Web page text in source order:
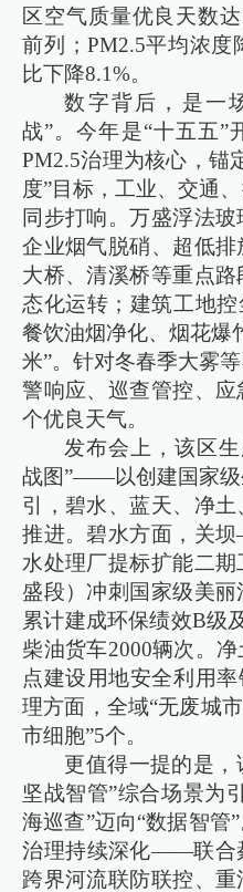
区空气质量优良天数
前列；PM2.5平均浓度
比下降8.1%。
数字背后，是一
战”。今年是“十五五”
PM2.5治理为核心，锚
度”目标，工业、交通
同步打响。万盛浮法
企业烟气脱硝、超低
大桥、清溪桥等重点
态化运转；建筑工地控
餐饮油烟净化、烟花爆
米”。针对冬春季大雾
警响应、巡查管控、
个优良天气。
发布会上，该区
战图”——以创建国家级
引，碧水、蓝天、净
推进。碧水方面，关
水处理厂提标扩能二
盛段）冲刺国家级美
累计建成环保绩效B级
柴油货车2000辆次。
点建设用地安全利用
理方面，全域“无废城
市细胞”5个。
更值得一提的是
坚战智管”综合场景为
海巡查”迈向“数据智管
治理持续深化——联合
跨界河流联防联控、